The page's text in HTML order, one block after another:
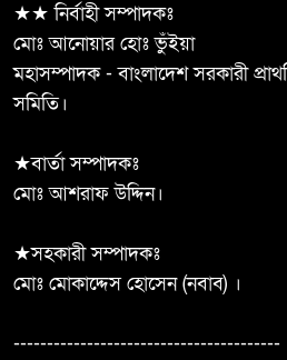
সিদ্দিকী
৭০০
তবু
৯
★★ নির্বাহী সম্পাদকঃ
মোঃ আনোয়ার হোঃ ভুঁইয়া
মহাসম্পাদক - বাংলাদেশ সরকারী
সমিতি।
★বার্তা সম্পাদকঃ
মোঃ আশরাফ উদ্দিন।
★সহকারী সম্পাদকঃ
মোঃ মোকাদ্দেস হোসেন (নবাব) ।
----------------------------------------